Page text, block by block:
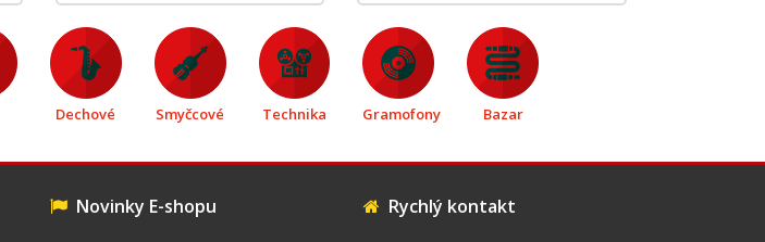
Dechové Smyčcové Technika Gramofony Bazar
Novinky E-shopu Rychlý kontakt